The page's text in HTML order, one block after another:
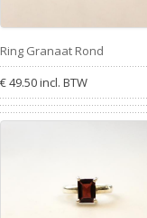
Ring Granaat Rond
€ 49.50 incl. BTW